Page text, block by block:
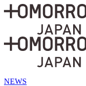
NEWS